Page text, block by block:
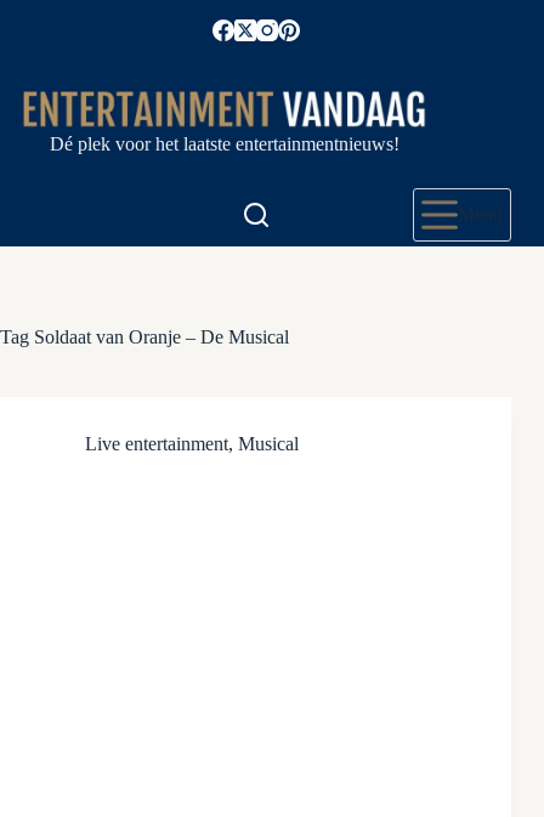
Dé plek voor het laatste entertainmentnieuws!
Menu
Tag Soldaat van Oranje – De Musical
Live entertainment, Musical